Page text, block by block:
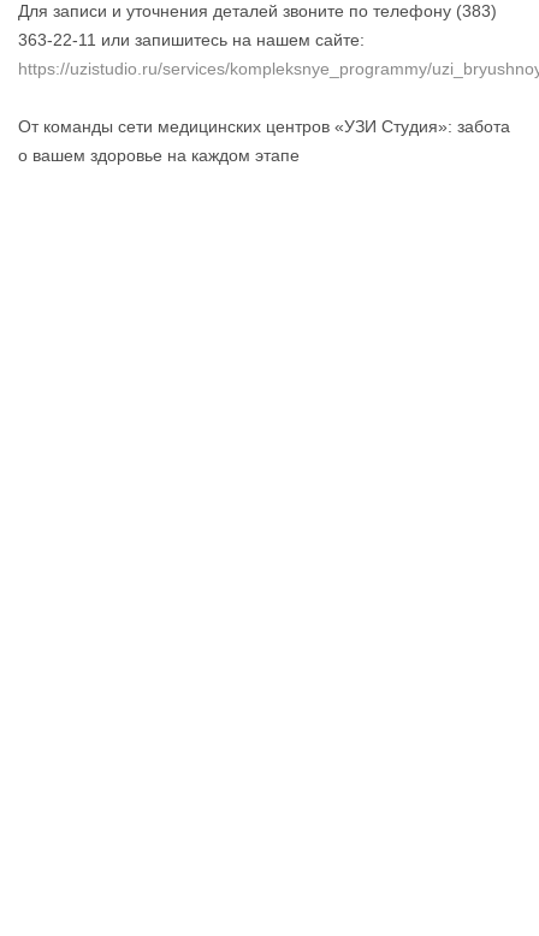
Для записи и уточнения деталей звоните по телефону (383)
363-22-11 или запишитесь на нашем сайте:
https://uzistudio.ru/services/kompleksnye_programmy/
От команды сети медицинских центров «УЗИ Студия»: забота
о вашем здоровье на каждом этапе